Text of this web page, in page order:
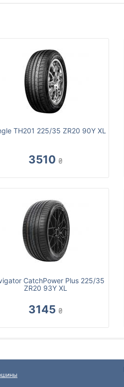
TH201 225/35 ZR20 90Y XL
3510 ₴
CatchPower Plus 225/35
ZR20 93Y XL
3145 ₴